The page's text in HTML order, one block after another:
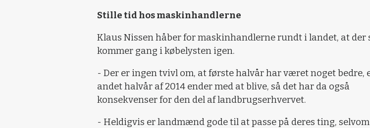
Stille tid hos maskinhandlerne
Klaus Nissen håber for maskinhandlerne rundt i landet, at der
kommer gang i købelysten igen.
- Der er ingen tvivl om, at første halvår har været noget bedre,
andet halvår af 2014 ender med at blive, så det har da også
konsekvenser for den del af landbrugserhvervet.
- Heldigvis er landmænd gode til at passe på deres ting,